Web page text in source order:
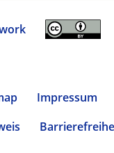
Impressum